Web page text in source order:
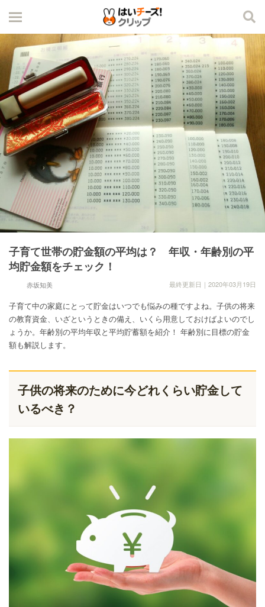
子育て世帯の貯金額の平均は？ 年収・年齢別の平
均貯金額をチェック！
赤坂知美 最終更新日｜2020年03月19日
子育て中の家庭にとって貯金はいつでも悩みの種ですよね。子供の将来
の教育資金、いざというときの備え、いくら用意しておけばよいのでし
ょうか。年齢別の平均年収と平均貯蓄額を紹介！ 年齢別に目標の貯金
額も解説します。
子供の将来のために今どれくらい貯金して
いるべき？